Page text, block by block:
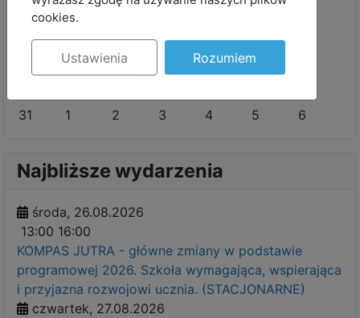
4
10
13
20
31
1 2 3 4 5 6
Najbliższe wydarzenia
środa, 26.08.2026
13:00 16:00
KOMPAS JUTRA - główne zmiany w podstawie
programowej 2026. Szkoła wymagająca, wspierająca
i przyjazna rozwojowi ucznia. (STACJONARNE)
czwartek, 27.08.2026
cookies.
Ustawienia Rozumiem